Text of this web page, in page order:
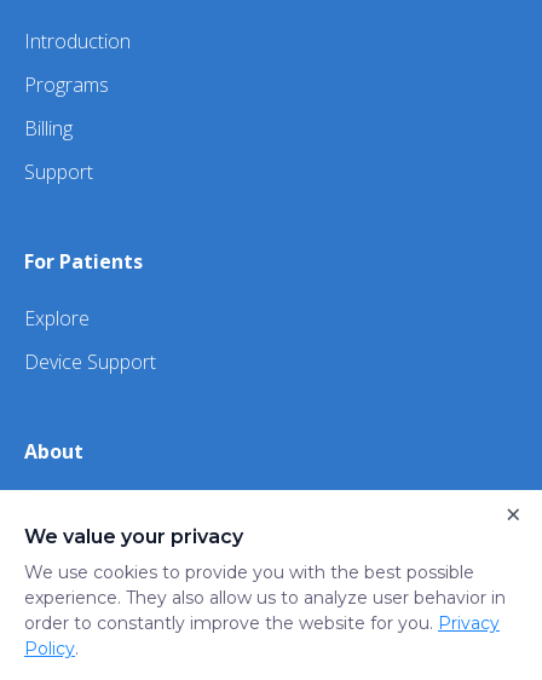
Introduction
Programs
Billing
Support
For Patients
Explore
Device Support
About
iHealth
Privacy
Policy
Trust
Do not sell or share my
We value your privacy
We use cookies to provide you with the best possible
experience. They also allow us to analyze user behavior in
order to constantly improve the website for you. Privacy
Policy.
×